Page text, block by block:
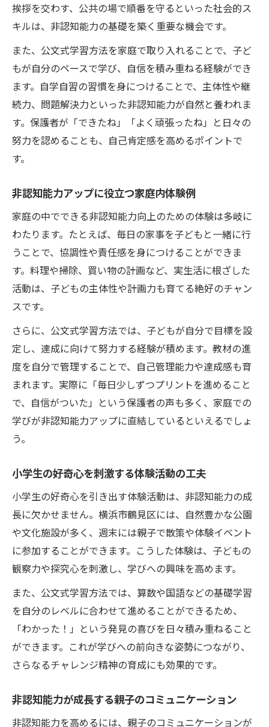
挨拶を交わす、公共の場で順番を守るといった社会的ス
キルは、非認知能力の基礎を築く重要な機会です。
また、公文式学習方法を家庭で取り入れることで、子ど
もが自分のペースで学び、自信を積み重ねる経験ができ
ます。自学自習の習慣を身につけることで、主体性や継
続力、問題解決力といった非認知能力が自然と養われま
す。保護者が「できたね」「よく頑張ったね」と日々の
努力を認めることも、自己肯定感を高めるポイントで
す。
非認知能力アップに役立つ家庭内体験例
家庭の中でできる非認知能力向上のための体験は多岐に
わたります。たとえば、毎日の家事を子どもと一緒に行
うことで、協調性や責任感を身につけることができま
す。料理や掃除、買い物の計画など、実生活に根ざした
活動は、子どもの主体性や計画力も育てる絶好のチャン
スです。
さらに、公文式学習方法では、子どもが自分で目標を設
定し、達成に向けて努力する経験が積めます。教材の進
度を自分で管理することで、自己管理能力や達成感も育
まれます。実際に「毎日少しずつプリントを進めること
で、自信がついた」という保護者の声も多く、家庭での
学びが非認知能力アップに直結しているといえるでしょ
う。
小学生の好奇心を刺激する体験活動の工夫
小学生の好奇心を引き出す体験活動は、非認知能力の成
長に欠かせません。横浜市鶴見区には、自然豊かな公園
や文化施設が多く、週末には親子で散策や体験イベント
に参加することができます。こうした体験は、子どもの
観察力や探究心を刺激し、学びへの興味を高めます。
また、公文式学習方法では、算数や国語などの基礎学習
を自分のレベルに合わせて進めることができるため、
「わかった！」という発見の喜びを日々積み重ねること
ができます。これが学びへの前向きな姿勢につながり、
さらなるチャレンジ精神の育成にも効果的です。
非認知能力が成長する親子のコミュニケーション
非認知能力を高めるには、親子のコミュニケーションが